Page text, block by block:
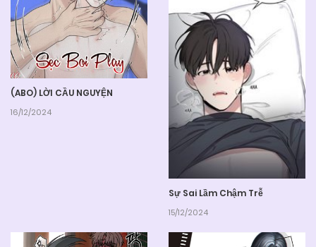
(ABO) LỜI CẦU NGUYỆN
16/12/2024
Sự Sai Lầm Chậm Trễ
15/12/2024